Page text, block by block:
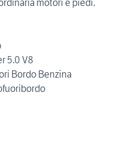
motori e piedi.
5.0 V8
Bordo Benzina